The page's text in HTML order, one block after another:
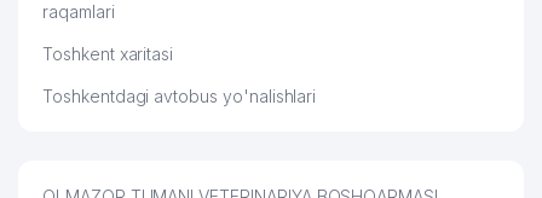
raqamlari
Toshkent xaritasi
Toshkentdagi avtobus yo'nalishlari